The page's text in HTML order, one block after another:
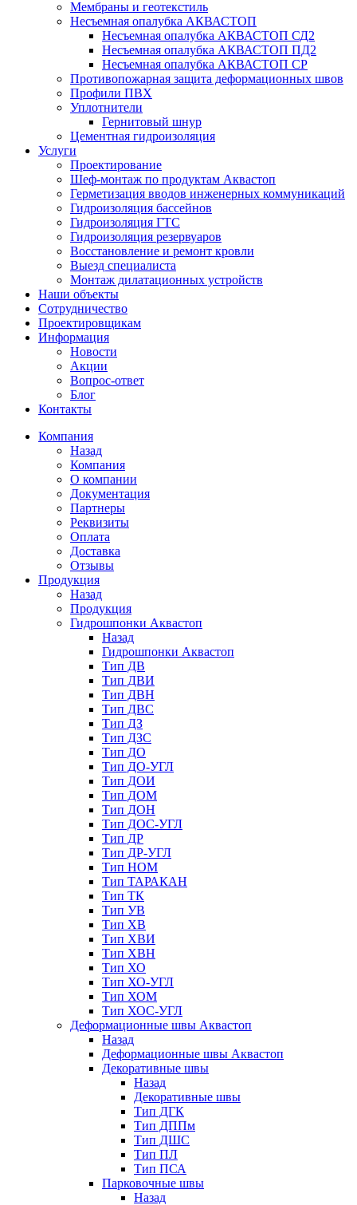
Мембраны и геотекстиль
Несъемная опалубка АКВАСТОП
Несъемная опалубка АКВАСТОП СД2
Несъемная опалубка АКВАСТОП ПД2
Несъемная опалубка АКВАСТОП СР
Противопожарная защита деформационных швов
Профили ПВХ
Уплотнители
Гернитовый шнур
Цементная гидроизоляция
Услуги
Проектирование
Шеф-монтаж по продуктам Аквастоп
Герметизация вводов инженерных коммуникаций
Гидроизоляция бассейнов
Гидроизоляция ГТС
Гидроизоляция резервуаров
Восстановление и ремонт кровли
Выезд специалиста
Монтаж дилатационных устройств
Наши объекты
Сотрудничество
Проектировщикам
Информация
Новости
Акции
Вопрос-ответ
Блог
Контакты
Компания
Назад
Компания
О компании
Документация
Партнеры
Реквизиты
Оплата
Доставка
Отзывы
Продукция
Назад
Продукция
Гидрошпонки Аквастоп
Назад
Гидрошпонки Аквастоп
Тип ДВ
Тип ДВИ
Тип ДВН
Тип ДВС
Тип ДЗ
Тип ДЗС
Тип ДО
Тип ДО-УГЛ
Тип ДОИ
Тип ДОМ
Тип ДОН
Тип ДОС-УГЛ
Тип ДР
Тип ДР-УГЛ
Тип НОМ
Тип ТАРАКАН
Тип ТК
Тип УВ
Тип ХВ
Тип ХВИ
Тип ХВН
Тип ХО
Тип ХО-УГЛ
Тип ХОМ
Тип ХОС-УГЛ
Деформационные швы Аквастоп
Назад
Деформационные швы Аквастоп
Декоративные швы
Назад
Декоративные швы
Тип ДГК
Тип ДППм
Тип ДШС
Тип ПЛ
Тип ПСА
Парковочные швы
Назад